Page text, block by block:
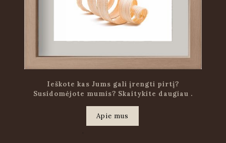
Ieškote kas Jums gali įrengti pirtį?
Susidomėjote mumis? Skaitykite daugiau .
.
Apie mus